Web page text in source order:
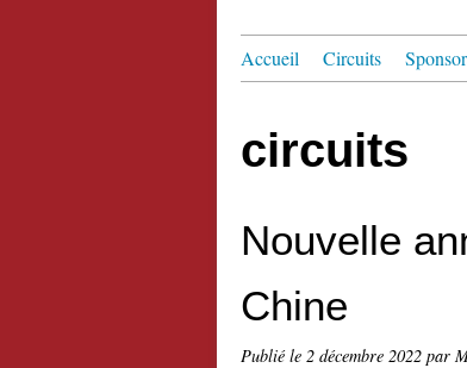
Accueil Circuits
circuits
Nouvelle
Chine
Publié le 2 décembre 2022 par